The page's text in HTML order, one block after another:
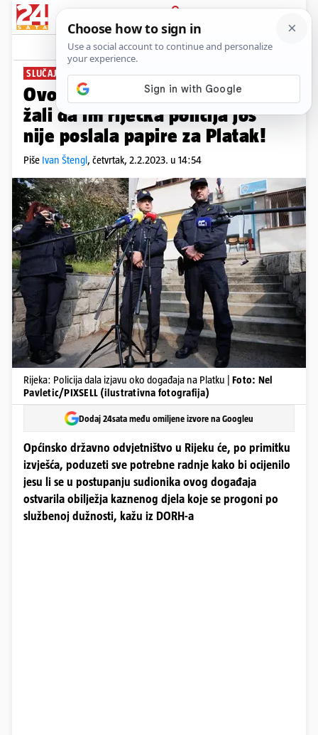
PRIJAVA
News Komentari
SLUČAJ PREMLAĆIVANJA
Ovo je sad lakrdija: DORH se
žali da im riječka policija još
nije poslala papire za Platak!
Piše Ivan Štengl, četvrtak, 2.2.2023. u 14:54
Rijeka: Policija dala izjavu oko događaja na Platku | Foto: Nel
Pavletic/PIXSELL (ilustrativna fotografija)
Dodaj 24sata među omiljene izvore na Googleu
Općinsko državno odvjetništvo u Rijeku će, po primitku
izvješća, poduzeti sve potrebne radnje kako bi ocijenilo
jesu li se u postupanju sudionika ovog događaja
ostvarila obilježja kaznenog djela koje se progoni po
službenoj dužnosti, kažu iz DORH-a